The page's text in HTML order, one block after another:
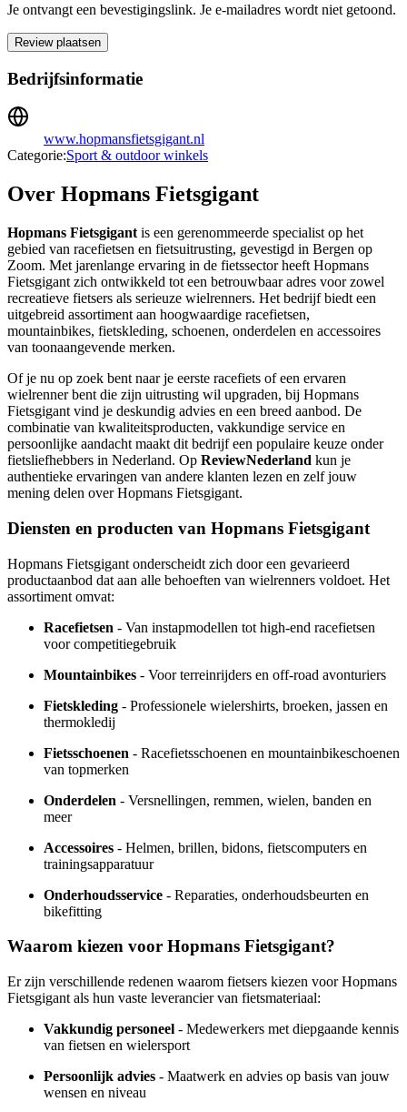
Je ontvangt een bevestigingslink. Je e-mailadres wordt niet getoond.
Review plaatsen
Bedrijfsinformatie
www.hopmansfietsgigant.nl
Categorie:Sport & outdoor winkels
Over Hopmans Fietsgigant
Hopmans Fietsgigant is een gerenommeerde specialist op het
gebied van racefietsen en fietsuitrusting, gevestigd in Bergen op
Zoom. Met jarenlange ervaring in de fietssector heeft Hopmans
Fietsgigant zich ontwikkeld tot een betrouwbaar adres voor zowel
recreatieve fietsers als serieuze wielrenners. Het bedrijf biedt een
uitgebreid assortiment aan hoogwaardige racefietsen,
mountainbikes, fietskleding, schoenen, onderdelen en accessoires
van toonaangevende merken.
Of je nu op zoek bent naar je eerste racefiets of een ervaren
wielrenner bent die zijn uitrusting wil upgraden, bij Hopmans
Fietsgigant vind je deskundig advies en een breed aanbod. De
combinatie van kwaliteitsproducten, vakkundige service en
persoonlijke aandacht maakt dit bedrijf een populaire keuze onder
fietsliefhebbers in Nederland. Op ReviewNederland kun je
authentieke ervaringen van andere klanten lezen en zelf jouw
mening delen over Hopmans Fietsgigant.
Diensten en producten van Hopmans Fietsgigant
Hopmans Fietsgigant onderscheidt zich door een gevarieerd
productaanbod dat aan alle behoeften van wielrenners voldoet. Het
assortiment omvat:
Racefietsen - Van instapmodellen tot high-end racefietsen
voor competitiegebruik
Mountainbikes - Voor terreinrijders en off-road avonturiers
Fietskleding - Professionele wielershirts, broeken, jassen en
thermokledij
Fietsschoenen - Racefietsschoenen en mountainbikeschoenen
van topmerken
Onderdelen - Versnellingen, remmen, wielen, banden en
meer
Accessoires - Helmen, brillen, bidons, fietscomputers en
trainingsapparatuur
Onderhoudsservice - Reparaties, onderhoudsbeurten en
bikefitting
Waarom kiezen voor Hopmans Fietsgigant?
Er zijn verschillende redenen waarom fietsers kiezen voor Hopmans
Fietsgigant als hun vaste leverancier van fietsmateriaal:
Vakkundig personeel - Medewerkers met diepgaande kennis
van fietsen en wielersport
Persoonlijk advies - Maatwerk en advies op basis van jouw
wensen en niveau